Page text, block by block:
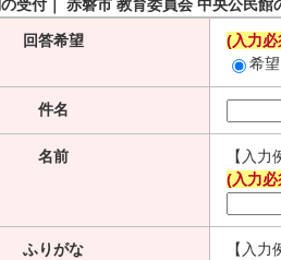
受付｜ 赤磐市 教育委員会 中央公民館
回答希望
(入力必
希
件名
名前
【入
(入力必
ふりがな 【入